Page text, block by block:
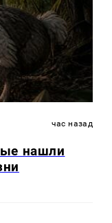
час назад
нашли